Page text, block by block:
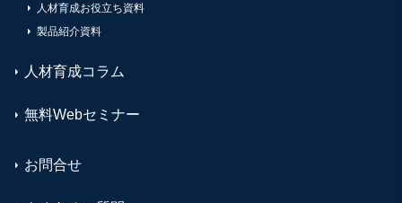
人材育成お役立ち資料
製品紹介資料
人材育成コラム
無料Webセミナー
お問合せ